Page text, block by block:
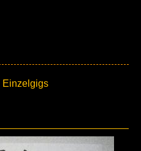
Einzelgigs